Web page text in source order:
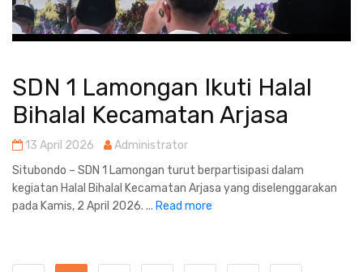
SDN 1 Lamongan Ikuti Halal
Bihalal Kecamatan Arjasa
13 April 2026
Administrator
Situbondo – SDN 1 Lamongan turut berpartisipasi dalam
kegiatan Halal Bihalal Kecamatan Arjasa yang diselenggarakan
pada Kamis, 2 April 2026. ... Read more